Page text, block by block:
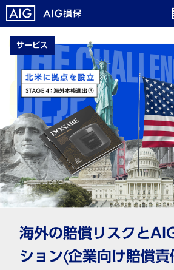
メ
イ
に
ジ
ャ
ン
プ
こ
こ
ン
テ
ン
ツ
で
す
サービス
海外の賠償リスクと
ション〈企業向け賠償責